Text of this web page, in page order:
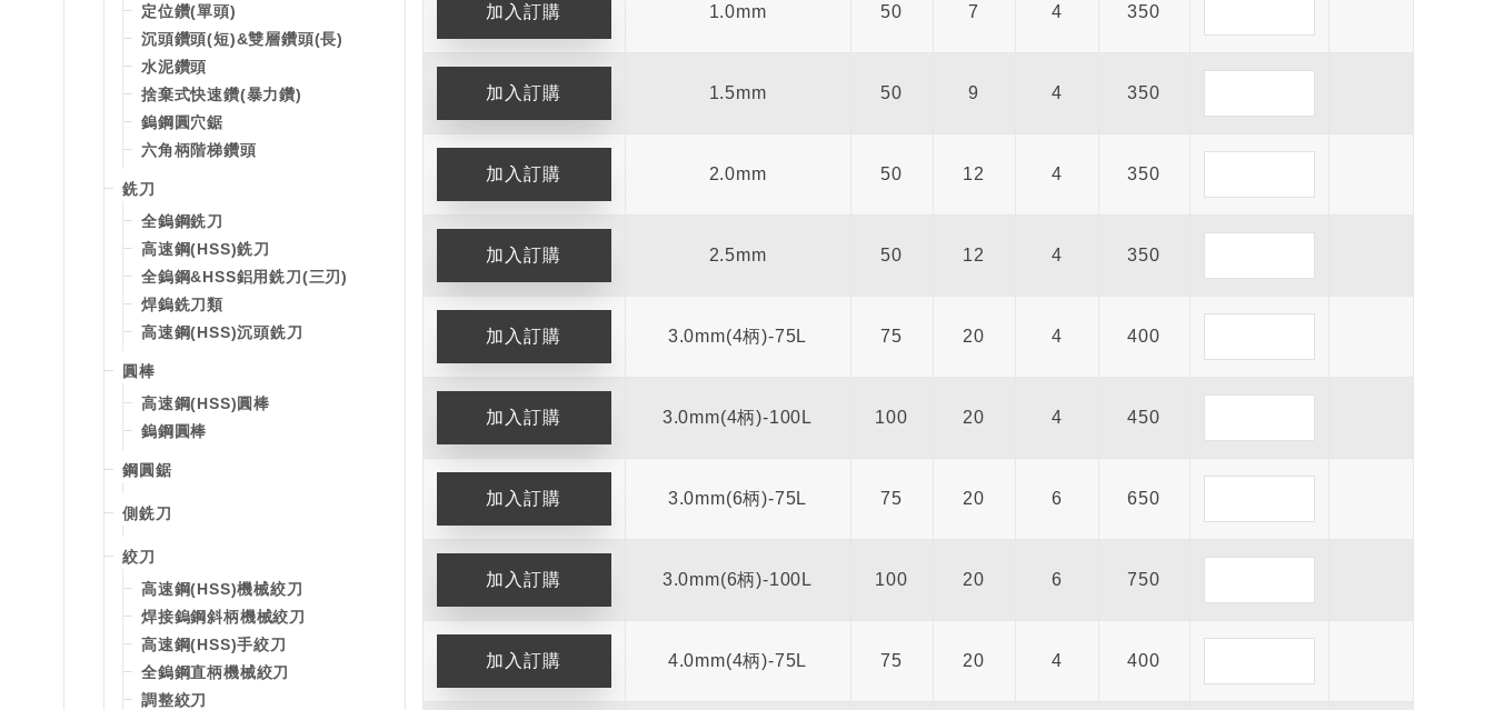
定位鑽(單頭)
沉頭鑽頭(短)&雙層鑽頭(長)
水泥鑽頭
捨棄式快速鑽(暴力鑽)
鎢鋼圓穴鋸
六角柄階梯鑽頭
銑刀
全鎢鋼銑刀
高速鋼(HSS)銑刀
全鎢鋼&HSS鋁用銑刀(三刃)
焊鎢銑刀類
高速鋼(HSS)沉頭銑刀
圓棒
高速鋼(HSS)圓棒
鎢鋼圓棒
鋼圓鋸
側銑刀
絞刀
高速鋼(HSS)機械絞刀
焊接鎢鋼斜柄機械絞刀
高速鋼(HSS)手絞刀
全鎢鋼直柄機械絞刀
調整絞刀
1.0mm 50 7 4 350
1.5mm 50 9 4 350
2.0mm 50 12 4 350
2.5mm 50 12 4 350
3.0mm(4柄)-75L 75 20 4 400
3.0mm(4柄)-100L 100 20 4 450
3.0mm(6柄)-75L 75 20 6 650
3.0mm(6柄)-100L 100 20 6 750
4.0mm(4柄)-75L 75 20 4 400